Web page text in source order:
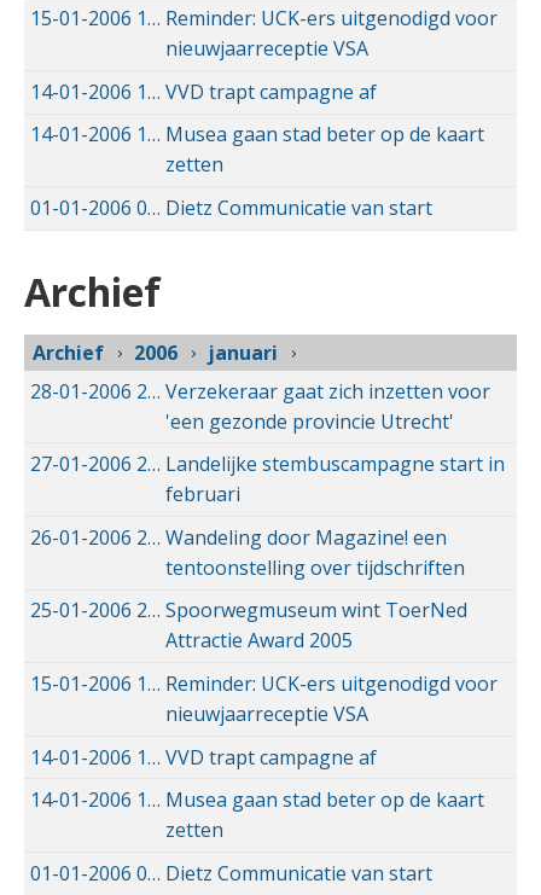
15-01-2006 15-01-2006 00:00
Reminder: UCK-ers uitgenodigd voor
nieuwjaarreceptie VSA
14-01-2006 14-01-2006 00:00
VVD trapt campagne af
14-01-2006 14-01-2006 00:00
Musea gaan stad beter op de kaart
zetten
01-01-2006 01-01-2006 00:00 Dietz Communicatie van start
Archief
Archief 2006
januari
28-01-2006 28-01-2006 00:00
Verzekeraar gaat zich inzetten voor
'een gezonde provincie Utrecht'
27-01-2006 27-01-2006 00:00
Landelijke stembuscampagne start in
februari
26-01-2006 26-01-2006 00:00
Wandeling door Magazine! een
tentoonstelling over tijdschriften
25-01-2006 25-01-2006 00:00
Spoorwegmuseum wint ToerNed
Attractie Award 2005
15-01-2006 15-01-2006 00:00
Reminder: UCK-ers uitgenodigd voor
nieuwjaarreceptie VSA
14-01-2006 14-01-2006 00:00
VVD trapt campagne af
14-01-2006 14-01-2006 00:00
Musea gaan stad beter op de kaart
zetten
01-01-2006 01-01-2006 00:00 Dietz Communicatie van start